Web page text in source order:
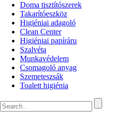
Doma tisztítószerek
Takarítóeszköz
Higiéniai adagoló
Clean Center
Higiéniai papíráru
Szalvéta
Munkavédelem
Csomagoló anyag
Szemeteszsák
Toalett higiénia